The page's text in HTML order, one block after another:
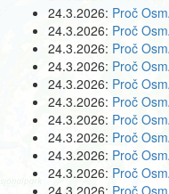
24.3.2026: Proč
24.3.2026: Proč
24.3.2026: Proč
24.3.2026: Proč
24.3.2026: Proč
24.3.2026: Proč
24.3.2026: Proč
24.3.2026: Proč
24.3.2026: Proč
24.3.2026: Proč
24.3.2026: Proč